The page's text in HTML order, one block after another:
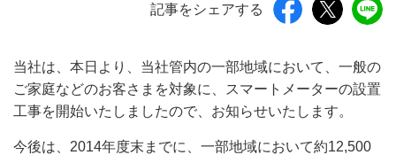
記事をシェアする
当社は、本日より、当社管内の一部地域において、一般の
ご家庭などのお客さまを対象に、スマートメーターの設置
工事を開始いたしましたので、お知らせいたします。
今後は、2014年度末までに、一部地域において約12,500